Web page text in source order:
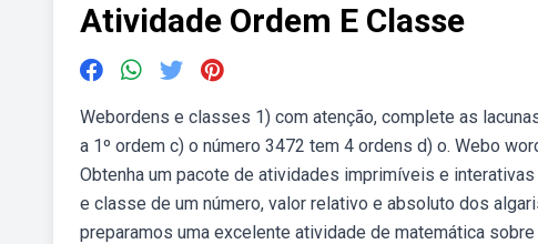
Atividade Ordem E Classe
Webordens e classes 1) com atenção, complete as
a 1º ordem c) o número 3472 tem 4 ordens d) o. Webo
Obtenha um pacote de atividades imprimíveis e
e classe de um número, valor relativo e absoluto dos
preparamos uma excelente atividade de matemática